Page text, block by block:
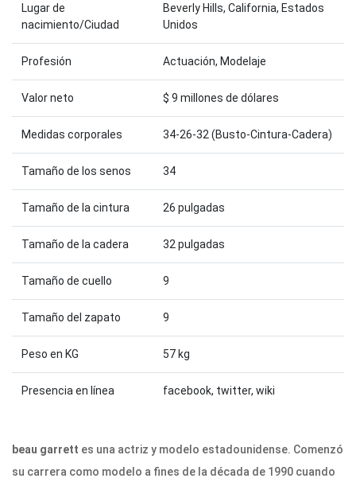
Lugar de
nacimiento/Ciudad
Beverly Hills, California, Estados
Unidos
Profesión Actuación, Modelaje
Valor neto $ 9 millones de dólares
Medidas corporales 34-26-32 (Busto-Cintura-Cadera)
Tamaño de los senos 34
Tamaño de la cintura 26 pulgadas
Tamaño de la cadera 32 pulgadas
Tamaño de cuello 9
Tamaño del zapato 9
Peso en KG 57 kg
Presencia en línea facebook, twitter, wiki
beau garrett es una actriz y modelo estadounidense. Comenzó
su carrera como modelo a fines de la década de 1990 cuando